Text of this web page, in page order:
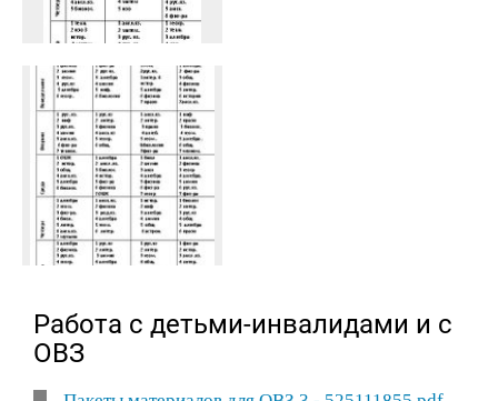
Работа с детьми-инвалидами и с
ОВЗ